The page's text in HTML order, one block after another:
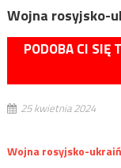
Wojna rosyjsko-
PODOBA CI SIĘ
25 kwietnia 2024
Wojna rosyjsko-